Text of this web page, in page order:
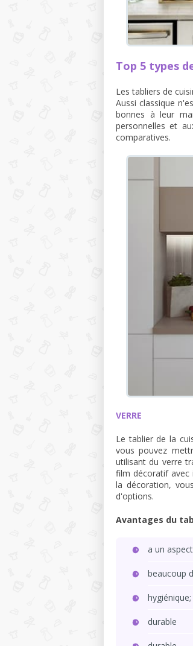
Top 5 types
Les tabliers de
Aussi classique
bonnes à leur
personnelles et
comparatives.
VERRE
Le tablier de la
vous pouvez
utilisant du verre
film décoratif avec
la décoration,
d'options.
Avantages du
a un
beaucoup
hygiénique;
durable